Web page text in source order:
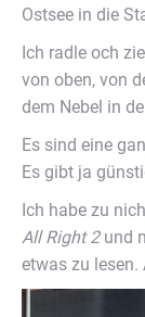
Ostsee in die
Ich radle och
von oben, von
dem Nebel in
Es sind eine
Es gibt ja
Ich habe zu
All Right 2und
etwas zu lesen.